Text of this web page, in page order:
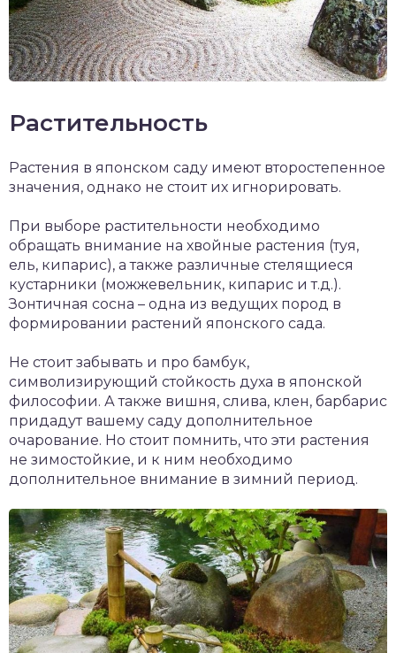
Растительность
Растения в японском саду имеют второстепенное
значения, однако не стоит их игнорировать.
При выборе растительности необходимо
обращать внимание на хвойные растения (туя,
ель, кипарис), а также различные стелящиеся
кустарники (можжевельник, кипарис и т.д.).
Зонтичная сосна – одна из ведущих пород в
формировании растений японского сада.
Не стоит забывать и про бамбук,
символизирующий стойкость духа в японской
философии. А также вишня, слива, клен, барбарис
придадут вашему саду дополнительное
очарование. Но стоит помнить, что эти растения
не зимостойкие, и к ним необходимо
дополнительное внимание в зимний период.